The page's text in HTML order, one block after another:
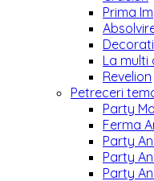
Prima
La multi
Revelion
Petreceri
Party
Ferma
Party
Party
Party